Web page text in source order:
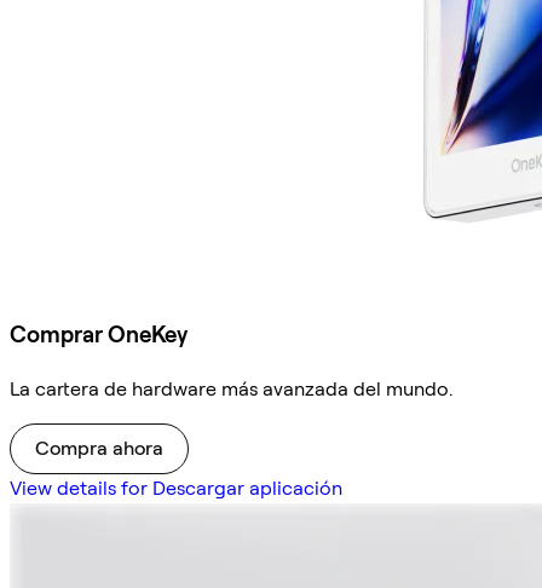
Comprar OneKey
La cartera de hardware más avanzada del mundo.
Compra ahora
View details for Descargar aplicación